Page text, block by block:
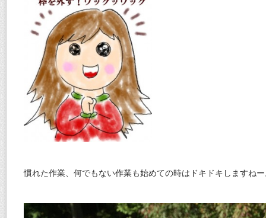
慣れた作業、何でもない作業も始めての時はドキドキしますね